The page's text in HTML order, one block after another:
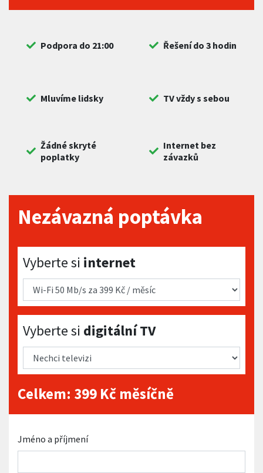
Podpora do 21:00 Řešení do 3 hodin
Mluvíme lidsky TV vždy s sebou
Žádné skryté
poplatky
Internet bez
závazků
Nezávazná poptávka
Vyberte si internet
Vyberte si internet
Vyberte si digitální TV
Vyberte si digitální TV
Celkem: 399 Kč měsíčně
Jméno a příjmení